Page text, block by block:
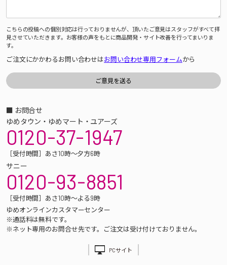
こちらの投稿への個別対応は行っておりませんが、頂いたご意見はスタッフがすべて拝
見させていただきます。お客様の声をもとに商品開発・サイト改善を行ってまいりま
す。
ご注文にかかわるお問い合わせはお問い合わせ専用フォームから
■ お問合せ
ゆめタウン・ゆめマート・ユアーズ
0120-37-1947
［受付時間］あさ10時～夕方6時
サニー
0120-93-8851
［受付時間］あさ10時～よる9時
ゆめオンラインカスタマーセンター
※通話料は無料です。
※ネット専用のお問合せ先です。ご注文は受け付けておりません。
PCサイト